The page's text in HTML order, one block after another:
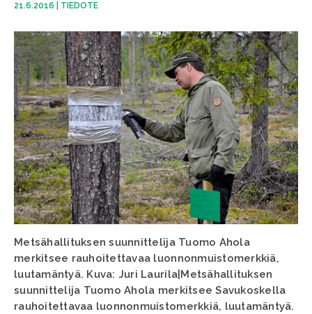
21.6.2016 TIEDOTE
Metsähallituksen suunnittelija Tuomo Ahola
merkitsee rauhoitettavaa luonnonmuistomerkkiä,
luutamäntyä. Kuva: Juri Laurila|Metsähallituksen
suunnittelija Tuomo Ahola merkitsee Savukoskella
rauhoitettavaa luonnonmuistomerkkiä, luutamäntyä.